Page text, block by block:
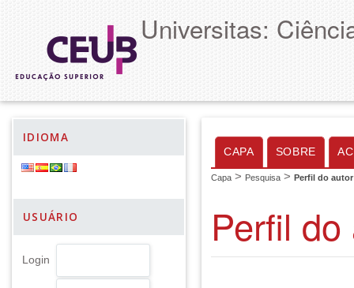
Universitas:
IDIOMA
USUÁRIO
Login
CAPA SOBRE
Capa > Pesquisa > Perfil do autor
Perfil